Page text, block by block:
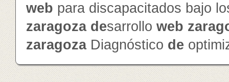
web para discapacitados bajo
zaragoza desarrollo web
zaragozaDiagnóstico de